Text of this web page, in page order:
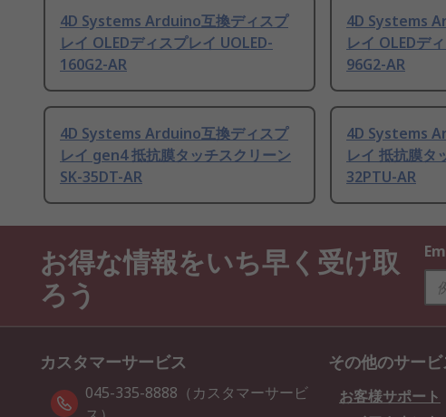
4D Systems Arduino互換ディスプ
レイ OLEDディスプレイ UOLED-
160G2-AR
4D Systems
レイ OLEDデ
96G2-AR
4D Systems Arduino互換ディスプ
レイ gen4 抵抗膜タッチスクリーン
SK-35DT-AR
4D Systems
レイ 抵抗膜タ
32PTU-AR
お得な情報をいち早く受け取
ろう
カスタマーサービス
045-335-8888（カスタマーサービ
その他のサービ
お客様サポート